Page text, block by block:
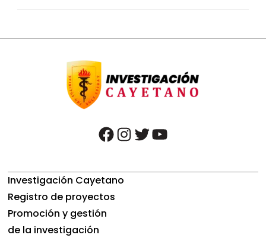
facebook instagram twitter youtube
Investigación Cayetano
Registro de proyectos
Promoción y gestión
de la investigación